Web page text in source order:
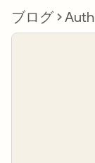
ブログ